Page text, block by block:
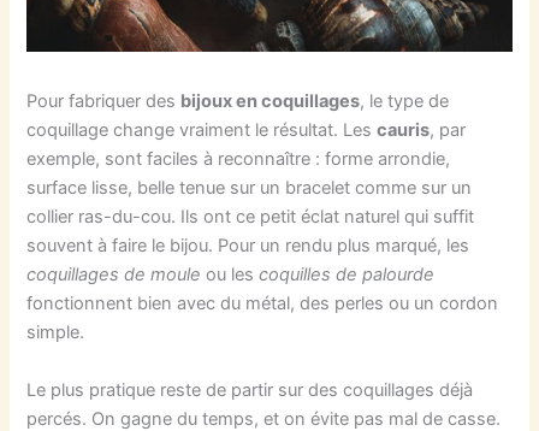
Pour fabriquer des bijoux en coquillages, le type de
coquillage change vraiment le résultat. Lescauris, par
exemple, sont faciles à reconnaître : forme arrondie,
surface lisse, belle tenue sur un bracelet comme sur un
collier ras-du-cou. Ils ont ce petit éclat naturel qui suffit
souvent à faire le bijou. Pour un rendu plus marqué, les
coquillages de moule ou lescoquilles de palourde
fonctionnent bien avec du métal, des perles ou un cordon
simple.
Le plus pratique reste de partir sur des coquillages déjà
percés. On gagne du temps, et on évite pas mal de casse.